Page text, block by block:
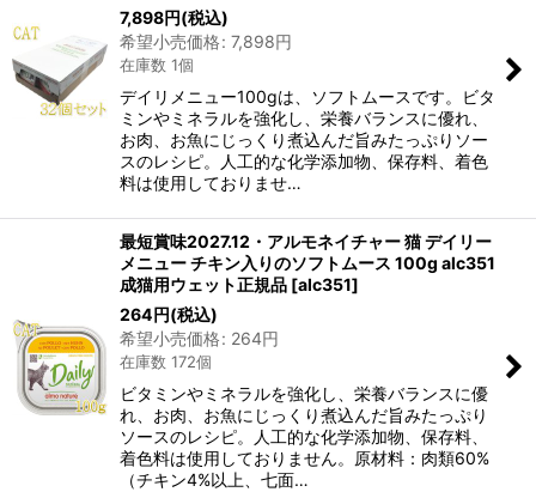
7,898円(税込)
希望小売価格: 7,898円
在庫数 1個
デイリメニュー100gは、ソフトムースです。ビタ
ミンやミネラルを強化し、栄養バランスに優れ、
お肉、お魚にじっくり煮込んだ旨みたっぷりソー
スのレシピ。人工的な化学添加物、保存料、着色
料は使用しておりませ…
最短賞味2027.12・アルモネイチャー 猫 デイリー
メニュー チキン入りのソフトムース 100g alc351
成猫用ウェット正規品 [alc351]
264円(税込)
希望小売価格: 264円
在庫数 172個
ビタミンやミネラルを強化し、栄養バランスに優
れ、お肉、お魚にじっくり煮込んだ旨みたっぷり
ソースのレシピ。人工的な化学添加物、保存料、
着色料は使用しておりません。原材料：肉類60%
（チキン4%以上、七面…